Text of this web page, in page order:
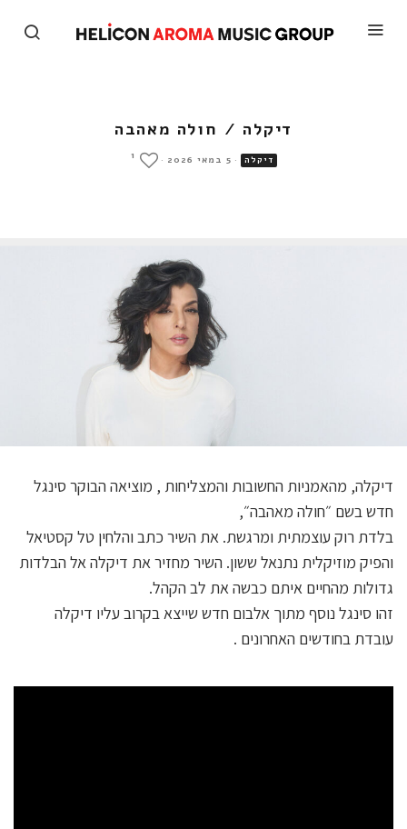
דיקלה / חולה מאהבה
דיקלה · 5 במאי 2026 ·
1
דיקלה, מהאמניות החשובות והמצליחות , מוציאה הבוקר סינגל
חדש בשם ״חולה מאהבה״,
בלדת רוק עוצמתית ומרגשת. את השיר כתב והלחין טל קסטיאל
והפיק מוזיקלית נתנאל ששון. השיר מחזיר את דיקלה אל הבלדות
גדולות מהחיים איתם כבשה את לב הקהל.
זהו סינגל נוסף מתוך אלבום חדש שייצא בקרוב עליו דיקלה
עובדת בחודשים האחרונים .